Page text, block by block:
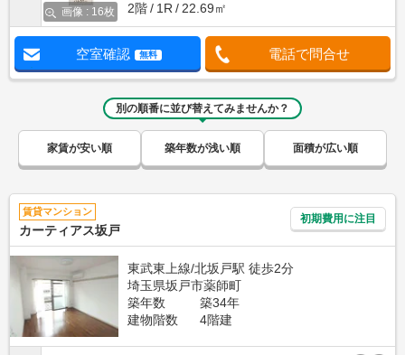
画像 : 16枚
2階
1R 22.69㎡
空室確認 無料 電話で問合せ
別の順番に並び替えてみませんか？
家賃が安い順 築年数が浅い順 面積が広い順
賃貸マンション
カーティアス坂戸
初期費用に注目
東武東上線/北坂戸駅 徒歩2分
埼玉県坂戸市薬師町
築年数
築34年
建物階数
4階建